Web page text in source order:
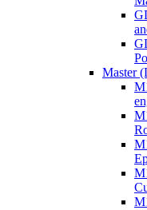
Master